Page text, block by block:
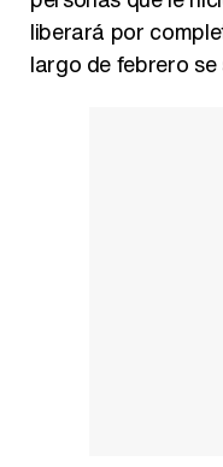
liberará por
largo de febrero se